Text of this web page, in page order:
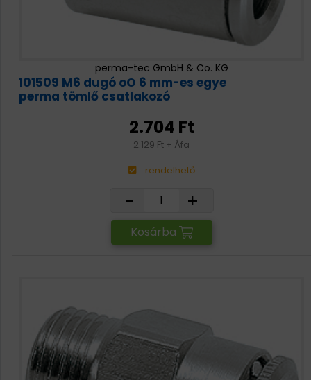
perma-tec GmbH & Co. KG
101509 M6 dugó oO 6 mm-es egye
perma tömlő csatlakozó
2.704 Ft
2.129 Ft + Áfa
rendelhető
- +
Kosárba